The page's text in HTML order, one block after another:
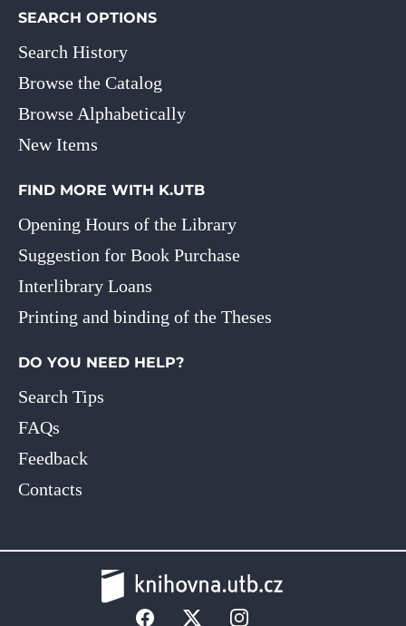
SEARCH OPTIONS
Search History
Browse the Catalog
Browse Alphabetically
New Items
FIND MORE WITH K.UTB
Opening Hours of the Library
Suggestion for Book Purchase
Interlibrary Loans
Printing and binding of the Theses
DO YOU NEED HELP?
Search Tips
FAQs
Feedback
Contacts